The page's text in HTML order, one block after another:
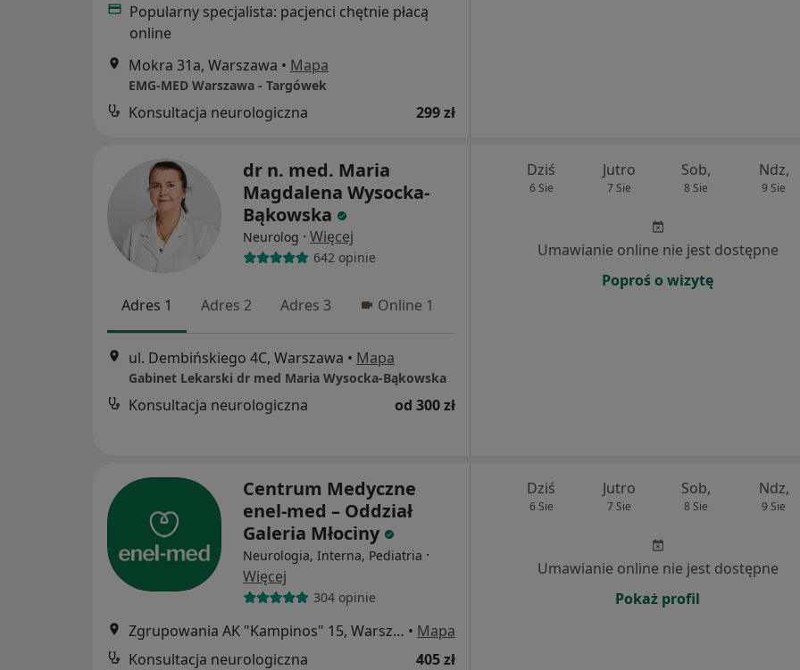
Popularny specjalista: pacjenci chętnie płacą
online
Mokra 31a, Warszawa • Mapa
EMG-MED Warszawa - Targówek
Konsultacja neurologiczna 299 zł
dr n. med. Maria
Magdalena Wysocka-
Bąkowska
Neurolog · Więcej
642 opinie
Adres 1 Adres 2 Adres 3 Online 1
ul. Dembińskiego 4C, Warszawa • Mapa
Gabinet Lekarski dr med Maria Wysocka-Bąkowska
Konsultacja neurologiczna od 300 zł
Dziś
6 Sie
Jutro
7 Sie
Sob,
8 Sie
Ndz,
9 Sie
Umawianie online nie jest dostępne
Poproś o wizytę
Centrum Medyczne
enel-med – Oddział
Galeria Młociny
Neurologia, Interna, Pediatria ·
Więcej
304 opinie
Zgrupowania AK "Kampinos" 15, Warszawa • Mapa
Konsultacja neurologiczna
405 zł
Dziś
6 Sie
Jutro
7 Sie
Sob,
8 Sie
Ndz,
9 Sie
Umawianie online nie jest dostępne
Pokaż profil